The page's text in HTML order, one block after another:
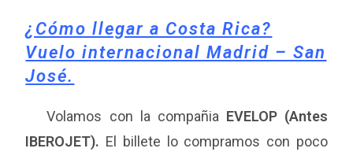
¿Cómo llegar a Costa Rica?
Vuelo internacional Madrid – San
José.
Volamos con la compañia EVELOP (Antes
IBEROJET). El billete lo compramos con poco